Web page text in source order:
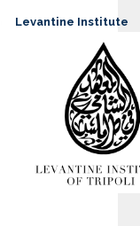
Levantine Institute